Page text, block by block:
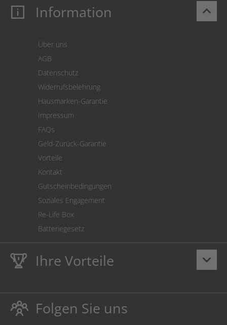
Mein Konto
Cookie Einstellungen
keyboard_arrow_up
Information
Über uns
AGB
Datenschutz
Widerrufsbelehrung
Hausmarken-Garantie
Impressum
FAQs
Geld-Zurück-Garantie
Vorteile
Kontakt
Gutscheinbedingungen
Soziales Engagement
Re-Life Box
Batteriegesetz
keyboard_arrow_down
Ihre Vorteile
LebenslangeHausmarke Garantieauf Toner und Tinte
schützt auch Ihren Drucker.
Umweltfreundlich dadurch Abfallvermeidung.
Folgen Sie uns